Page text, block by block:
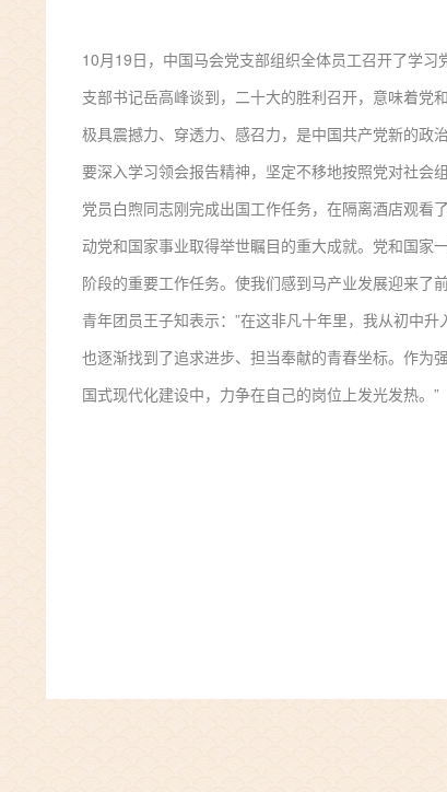
10月19日，中国马会党支部组织全体员工召开了学习
支部书记岳高峰谈到，二十大的胜利召开，意味着
极具震撼力、穿透力、感召力，是中国共产党新的政
要深入学习领会报告精神，坚定不移地按照党对社会
党员白煦同志刚完成出国工作任务，在隔离酒店观看
动党和国家事业取得举世瞩目的重大成就。党和国家
阶段的重要工作任务。使我们感到马产业发展迎来了
青年团员王子知表示：”在这非凡十年里，我从初中
也逐渐找到了追求进步、担当奉献的青春坐标。作为
国式现代化建设中，力争在自己的岗位上发光发热。”